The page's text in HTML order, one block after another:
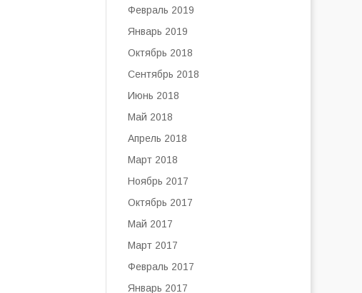
Февраль 2019
Январь 2019
Октябрь 2018
Сентябрь 2018
Июнь 2018
Май 2018
Апрель 2018
Март 2018
Ноябрь 2017
Октябрь 2017
Май 2017
Март 2017
Февраль 2017
Январь 2017